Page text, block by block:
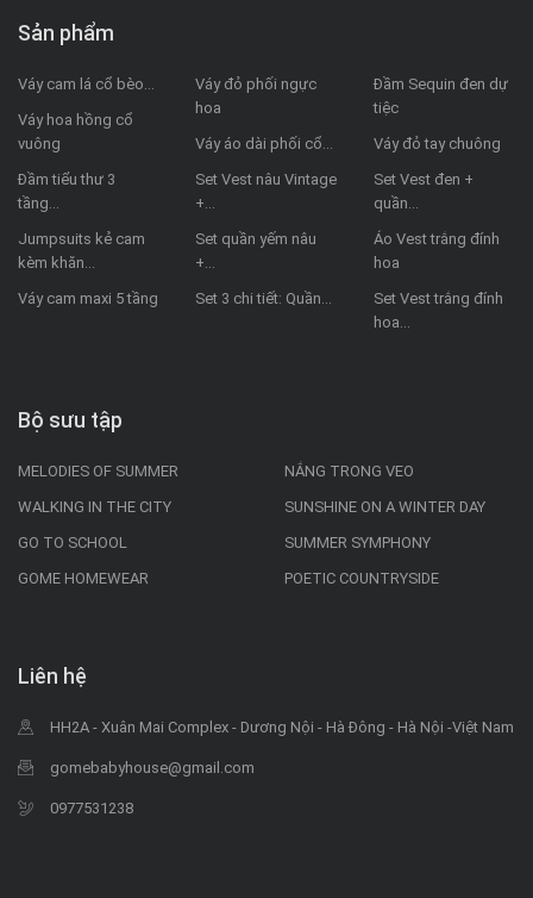
Sản phẩm
Váy cam lá cổ bèo...
Váy hoa hồng cổ
vuông
Đầm tiểu thư 3
tầng...
Jumpsuits kẻ cam
kèm khăn...
Váy cam maxi 5 tầng
Váy đỏ phối ngực
hoa
Váy áo dài phối cổ...
Set Vest nâu Vintage
+...
Set quần yếm nâu
+...
Set 3 chi tiết: Quần...
Đầm Sequin đen dự
tiệc
Váy đỏ tay chuông
Set Vest đen +
quần...
Áo Vest trắng đính
hoa
Set Vest trắng đính
hoa...
Bộ sưu tập
MELODIES OF SUMMER
WALKING IN THE CITY
GO TO SCHOOL
GOME HOMEWEAR
NẮNG TRONG VEO
SUNSHINE ON A WINTER DAY
SUMMER SYMPHONY
POETIC COUNTRYSIDE
Liên hệ
HH2A - Xuân Mai Complex - Dương Nội - Hà Đông - Hà Nội -Việt Nam
gomebabyhouse@gmail.com
0977531238